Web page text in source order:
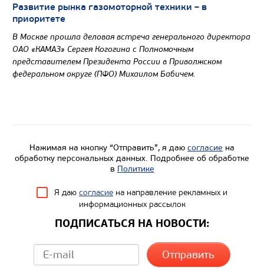
Развитие рынка газомоторной техники – в
приоритете
В Москве прошла деловая встреча генерального директора
ОАО «КАМАЗ» Сергея Когогина с Полномочным
представителем Президента России в Приволжском
федеральном округе (ПФО) Михаилом Бабичем.
Нажимая на кнопку “Отправить”, я даю согласие на
обработку персональных данных. Подробнее об обработке
в Политике
Я даю согласие на направление рекламных и
информационных рассылок
ПОДПИСАТЬСЯ НА НОВОСТИ: